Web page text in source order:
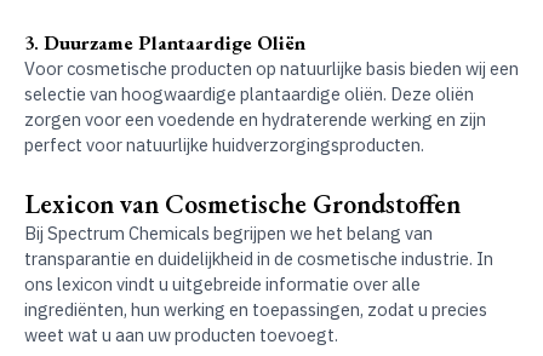
3. Duurzame Plantaardige Oliën
Voor cosmetische producten op natuurlijke basis bieden wij een
selectie van hoogwaardige plantaardige oliën. Deze oliën
zorgen voor een voedende en hydraterende werking en zijn
perfect voor natuurlijke huidverzorgingsproducten.
Lexicon van Cosmetische Grondstoffen
Bij Spectrum Chemicals begrijpen we het belang van
transparantie en duidelijkheid in de cosmetische industrie. In
ons lexicon vindt u uitgebreide informatie over alle
ingrediënten, hun werking en toepassingen, zodat u precies
weet wat u aan uw producten toevoegt.